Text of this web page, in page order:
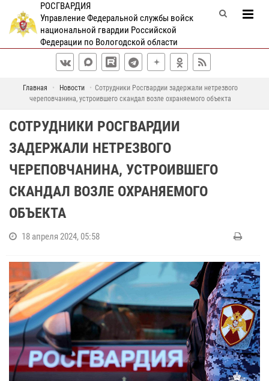
РОСГВАРДИЯ
Управление Федеральной службы войск
национальной гвардии Российской
Федерации по Вологодской области
Главная Новости
Сотрудники Росгвардии задержали нетрезвого
череповчанина, устроившего скандал возле охраняемого объекта
СОТРУДНИКИ РОСГВАРДИИ
ЗАДЕРЖАЛИ НЕТРЕЗВОГО
ЧЕРЕПОВЧАНИНА, УСТРОИВШЕГО
СКАНДАЛ ВОЗЛЕ ОХРАНЯЕМОГО
ОБЪЕКТА
18 апреля 2024, 05:58